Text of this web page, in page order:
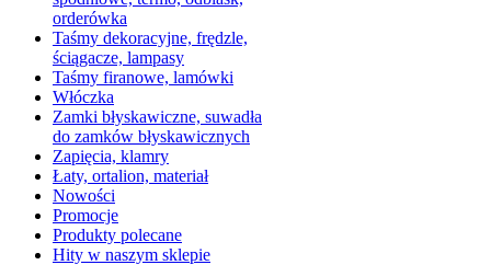
orderówka
Taśmy dekoracyjne, frędzle,
ściągacze, lampasy
Taśmy firanowe, lamówki
Włóczka
Zamki błyskawiczne, suwadła
do zamków błyskawicznych
Zapięcia, klamry
Łaty, ortalion, materiał
Nowości
Promocje
Produkty polecane
Hity w naszym sklepie